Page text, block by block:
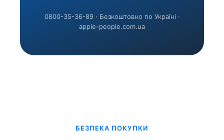
0800-35-36-89 · Безкоштовно по Україні ·
apple-people.com.ua
БЕЗПЕКА ПОКУПКИ